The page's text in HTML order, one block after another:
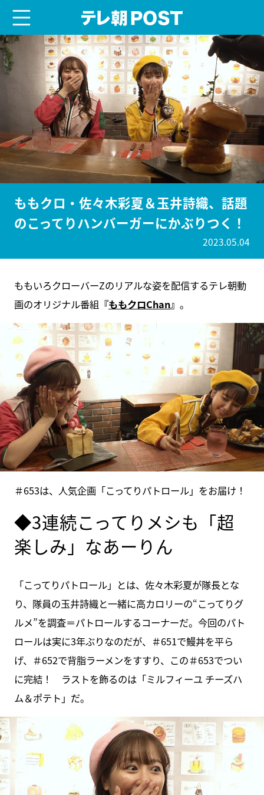
ももクロ・佐々木彩夏＆玉井詩織、話題
のこってりハンバーガーにかぶりつく！
2023.05.04
ももいろクローバーZのリアルな姿を配信するテレ朝動
画のオリジナル番組 『ももクロChan』 。
＃653は、人気企画「こってりパトロール」をお届け！
◆3連続こってりメシも「超
楽しみ」なあーりん
「こってりパトロール」とは、佐々木彩夏が隊長とな
り、隊員の玉井詩織と一緒に高カロリーの“こってりグ
ルメ”を調査＝パトロールするコーナーだ。今回のパト
ロールは実に3年ぶりなのだが、＃651で鰻丼を平ら
げ、＃652で背脂ラーメンをすすり、この＃653でつい
に完結！ ラストを飾るのは「ミルフィーユ チーズハ
ム＆ポテト」だ。